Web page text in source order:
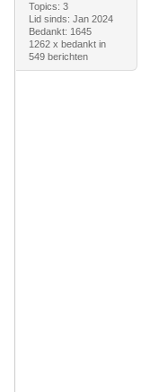
Topics: 3
Lid sinds: Jan 2024
Bedankt: 1645
1262 x bedankt in
549 berichten